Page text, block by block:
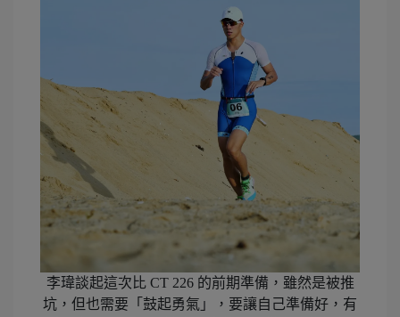
李瑋談起這次比 CT 226 的前期準備，雖然是被推
坑，但也需要「鼓起勇氣」，要讓自己準備好，有